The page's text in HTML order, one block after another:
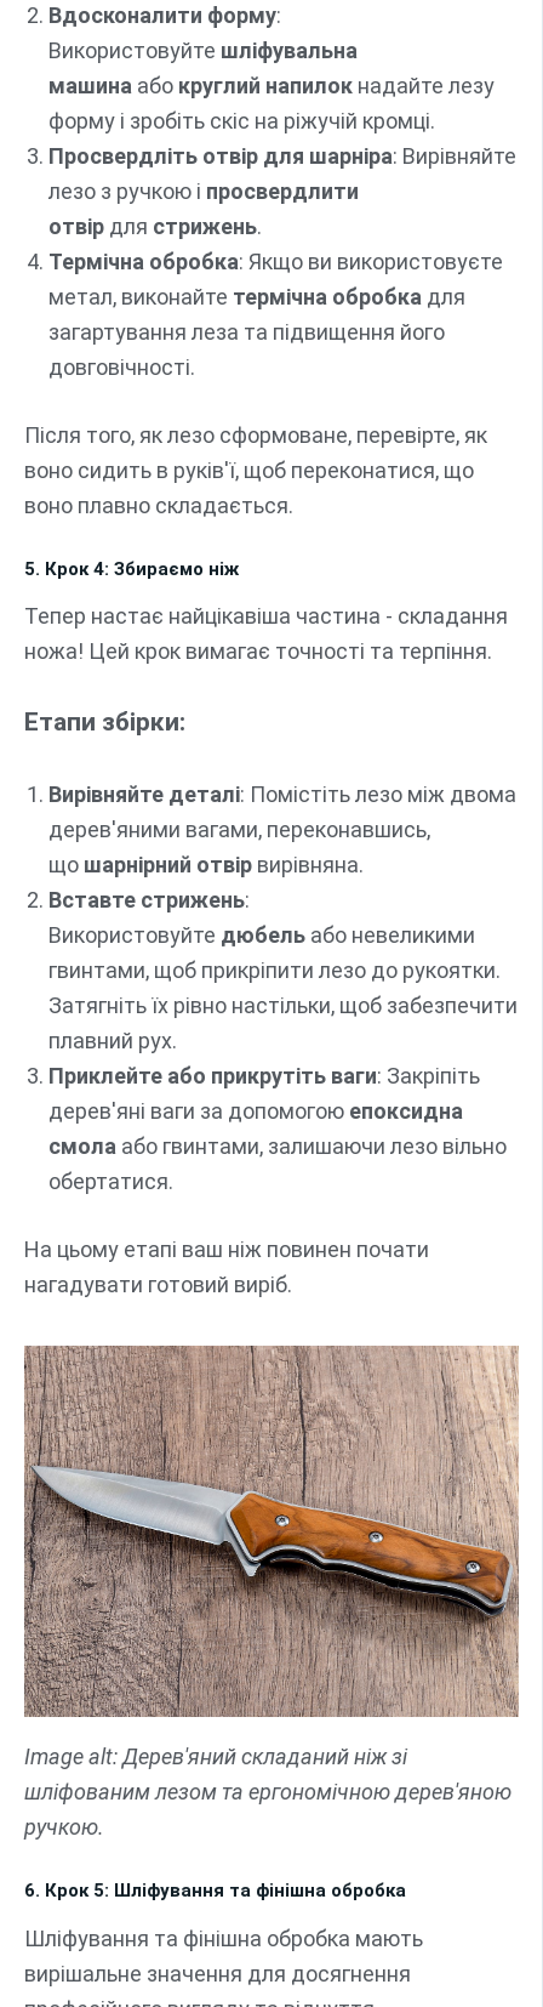
Вдосконалити форму:
Використовуйте шліфувальна
машина або круглий напилок надайте лезу
форму і зробіть скіс на ріжучій кромці.
Просвердліть отвір для шарніра: Вирівняйте
лезо з ручкою і просвердлити
отвір для стрижень.
Термічна обробка: Якщо ви використовуєте
метал, виконайте термічна обробка для
загартування леза та підвищення його
довговічності.
Після того, як лезо сформоване, перевірте, як
воно сидить в руків'ї, щоб переконатися, що
воно плавно складається.
5. Крок 4: Збираємо ніж
Тепер настає найцікавіша частина - складання
ножа! Цей крок вимагає точності та терпіння.
Етапи збірки:
Вирівняйте деталі: Помістіть лезо між двома
дерев'яними вагами, переконавшись,
що шарнірний отвір вирівняна.
Вставте стрижень:
Використовуйте дюбель або невеликими
гвинтами, щоб прикріпити лезо до рукоятки.
Затягніть їх рівно настільки, щоб забезпечити
плавний рух.
Приклейте або прикрутіть ваги: Закріпіть
дерев'яні ваги за допомогою епоксидна
смола або гвинтами, залишаючи лезо вільно
обертатися.
На цьому етапі ваш ніж повинен почати
нагадувати готовий виріб.
Image alt: Дерев'яний складаний ніж зі
шліфованим лезом та ергономічною дерев'яною
ручкою.
6. Крок 5: Шліфування та фінішна обробка
Шліфування та фінішна обробка мають
вирішальне значення для досягнення